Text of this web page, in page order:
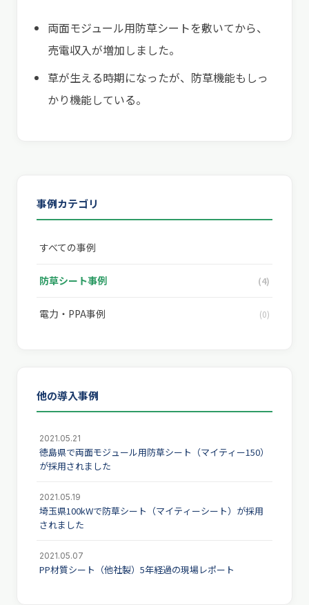
両面モジュール用防草シートを敷いてから、
売電収入が増加しました。
草が生える時期になったが、防草機能もしっ
かり機能している。
事例カテゴリ
すべての事例
防草シート事例 (4)
電力・PPA事例 (0)
他の導入事例
2021.05.21
徳島県で両面モジュール用防草シート（マイティー150）
が採用されました
2021.05.19
埼玉県100kWで防草シート（マイティーシート）が採用
されました
2021.05.07
PP材質シート（他社製）5年経過の現場レポート